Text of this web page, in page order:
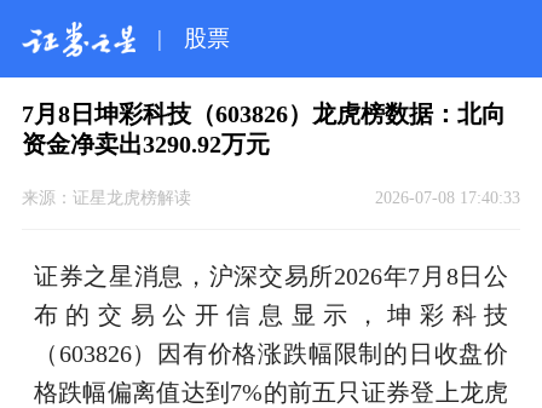
| 股票
7月8日坤彩科技（603826）龙虎榜数据：北向
资金净卖出3290.92万元
来源： 证星龙虎榜解读 2026-07-08 17:40:33
证券之星消息，沪深交易所2026年7月8日公
布的交易公开信息显示，坤彩科技
（603826）因有价格涨跌幅限制的日收盘价
格跌幅偏离值达到7%的前五只证券登上龙虎